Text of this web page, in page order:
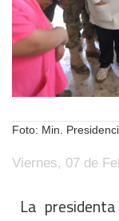
Foto: Min.
Viernes, 07 de
La